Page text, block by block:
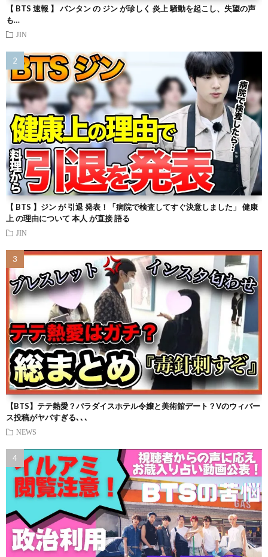
【 BTS 速報 】 バンタン の ジン が珍しく 炎上 騒動を起こし、失望の声
も…
JIN
【 BTS 】ジン が 引退 発表！「病院で検査してすぐ決意しました」 健康
上 の理由について 本人 が直接 語る
JIN
【BTS】テテ熱愛？パラダイスホテル令嬢と美術館デート？Vのウィバー
ス投稿がヤバすぎる､､､
NEWS